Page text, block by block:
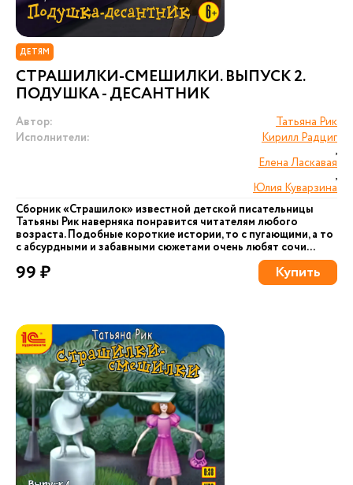
ДЕТЯМ
СТРАШИЛКИ-СМЕШИЛКИ. ВЫПУСК 2.
ПОДУШКА - ДЕСАНТНИК
Автор:
Татьяна Рик
Исполнители:
Кирилл Радциг
,
Елена Ласкавая
,
Юлия Куварзина
Сборник «Страшилок» известной детской писательницы
Татьяны Рик наверняка понравится читателям любого
возраста. Подобные короткие истории, то с пугающими, а то
с абсурдными и забавными сюжетами очень любят сочи...
99 ₽ Купить